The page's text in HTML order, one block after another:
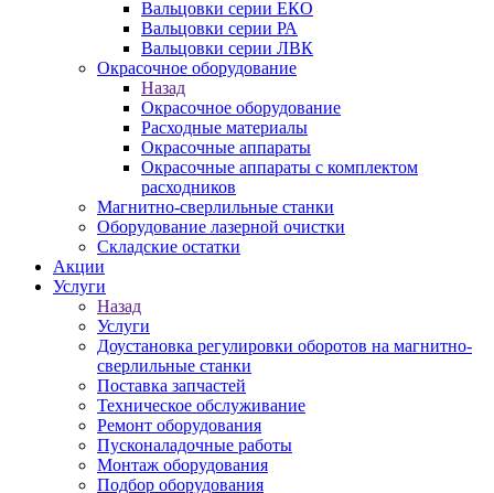
Вальцовки серии ЕКО
Вальцовки серии РА
Вальцовки серии ЛВК
Окрасочное оборудование
Назад
Окрасочное оборудование
Расходные материалы
Окрасочные аппараты
Окрасочные аппараты с комплектом
расходников
Магнитно-сверлильные станки
Оборудование лазерной очистки
Складские остатки
Акции
Услуги
Назад
Услуги
Доустановка регулировки оборотов на магнитно-
сверлильные станки
Поставка запчастей
Техническое обслуживание
Ремонт оборудования
Пусконаладочные работы
Монтаж оборудования
Подбор оборудования